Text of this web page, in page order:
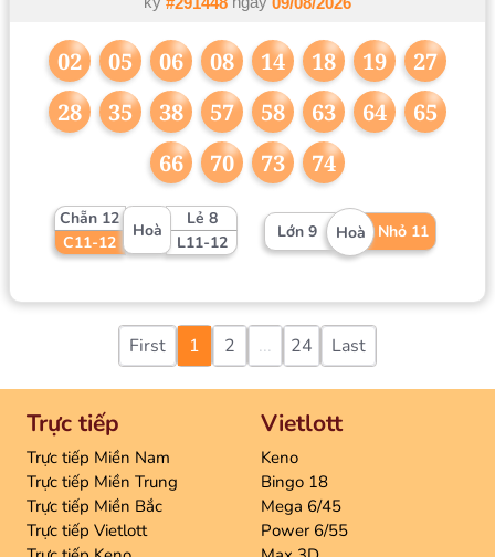
02 05 06 08 14 18 19
27
28
35 38 57 58 63 64
65
66
70 73 74
Chẵn 12
C11-12
Hoà
Lẻ 8
L11-12
Lớn 9 Hoà Nhỏ 11
First 1 2 ... 24 Last
Trực tiếp
Trực tiếp Miền Nam
Trực tiếp Miền Trung
Trực tiếp Miền Bắc
Trực tiếp Vietlott
Vietlott
Keno
Bingo 18
Mega 6/45
Power 6/55